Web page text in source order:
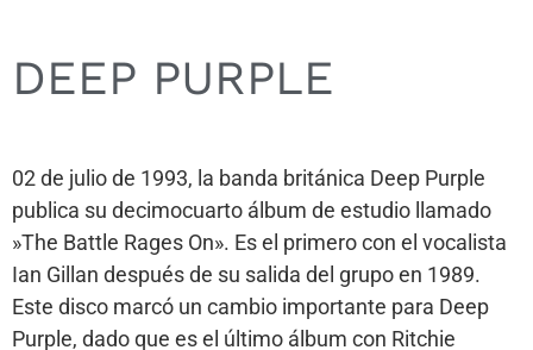
DEEP PURPLE
02 de julio de 1993, la banda británica Deep Purple
publica su decimocuarto álbum de estudio llamado
»The Battle Rages On». Es el primero con el vocalista
Ian Gillan después de su salida del grupo en 1989.
Este disco marcó un cambio importante para Deep
Purple, dado que es el último álbum con Ritchie